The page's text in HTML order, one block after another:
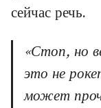
сейчас речь.
«Стоп, но
это не
может